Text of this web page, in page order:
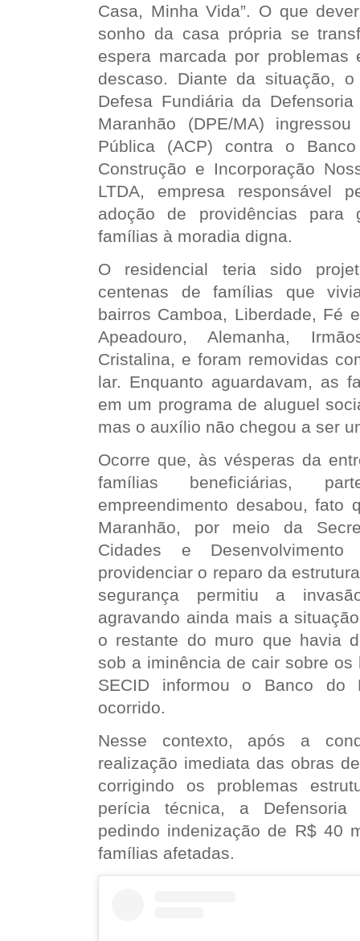
Casa, Minha Vida”. O que
sonho da casa própria se
espera marcada por problemas
descaso. Diante da situação,
Defesa Fundiária da
Maranhão (DPE/MA)
Pública (ACP) contra o
Construção e Incorporação
LTDA, empresa responsável
adoção de providências para
famílias à moradia digna.
O residencial teria sido
centenas de famílias que
bairros Camboa, Liberdade, Fé
Apeadouro, Alemanha,
Cristalina, e foram removidas
lar. Enquanto aguardavam, as
em um programa de aluguel
mas o auxílio não chegou a ser
Ocorre que, às vésperas da
famílias beneficiárias,
empreendimento desabou, fato
Maranhão, por meio da
Cidades e
providenciar o reparo da
segurança permitiu a
agravando ainda mais a
o restante do muro que havia
sob a iminência de cair sobre os
SECID informou o Banco do
ocorrido.
Nesse contexto, após a
realização imediata das obras
corrigindo os problemas
perícia técnica, a Defensoria
pedindo indenização de R$ 40
famílias afetadas.